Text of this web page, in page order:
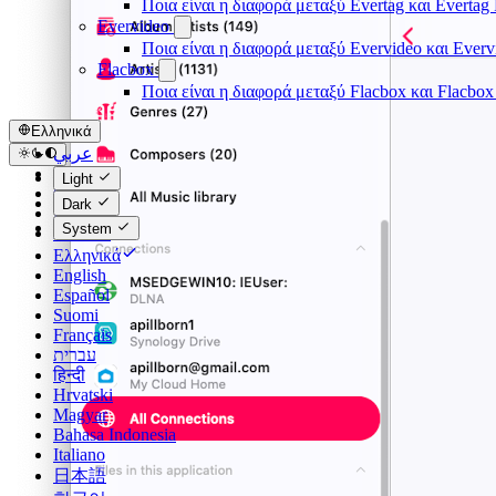
Ποια είναι η διαφορά μεταξύ Evertag και
Evervideo
Ποια είναι η διαφορά μεταξύ Evervideo και
Flacbox
Ποια είναι η διαφορά μεταξύ Flacbox και
Ελληνικά
عربي
Català
Čeština
Dansk
Deutsch
Ελληνικά
English
Español
Suomi
Français
עברית
हिन्दी
Hrvatski
Magyar
Bahasa Indonesia
Italiano
日本語
Light
Dark
System